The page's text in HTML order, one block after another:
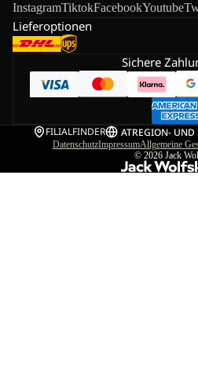
InstagramTiktokFacebookYoutube
Lieferoptionen
Sichere
FILIALFINDER ATREGION- UND
DatenschutzImpressumAllgemeine
© 2026 Jack